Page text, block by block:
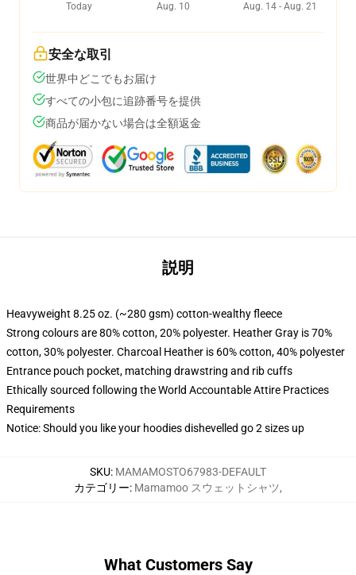
Today
Aug. 10
Aug. 14 - Aug. 21
安全な取引
世界中どこでもお届け
すべての小包に追跡番号を提供
商品が届かない場合は全額返金
説明
Heavyweight 8.25 oz. (~280 gsm) cotton-wealthy fleece
Strong colours are 80% cotton, 20% polyester. Heather Gray is 70%
cotton, 30% polyester. Charcoal Heather is 60% cotton, 40% polyester
Entrance pouch pocket, matching drawstring and rib cuffs
Ethically sourced following the World Accountable Attire Practices
Requirements
Notice: Should you like your hoodies dishevelled go 2 sizes up
SKU: MAMAMOSTO67983-DEFAULT
カテゴリー: Mamamoo スウェットシャツ,
What Customers Say